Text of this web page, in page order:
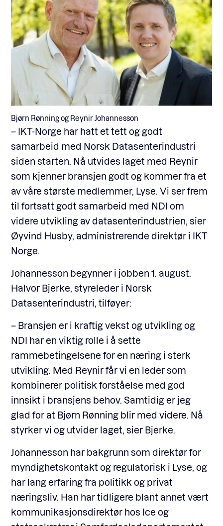
Bjørn Rønning og Reynir Johannesson
– IKT-Norge har hatt et tett og godt
samarbeid med Norsk Datasenterindustri
siden starten. Nå utvides laget med Reynir
som kjenner bransjen godt og kommer fra et
av våre største medlemmer, Lyse. Vi ser frem
til fortsatt godt samarbeid med NDI om
videre utvikling av datasenterindustrien, sier
Øyvind Husby, administrerende direktør i IKT
Norge.
Johannesson begynner i jobben 1. august.
Halvor Bjerke, styreleder i Norsk
Datasenterindustri, tilføyer:
– Bransjen er i kraftig vekst og utvikling og
NDI har en viktig rolle i å sette
rammebetingelsene for en næring i sterk
utvikling. Med Reynir får vi en leder som
kombinerer politisk forståelse med god
innsikt i bransjens behov. Samtidig er jeg
glad for at Bjørn Rønning blir med videre. Nå
styrker vi og utvider laget, sier Bjerke.
Johannesson har bakgrunn som direktør for
myndighetskontakt og regulatorisk i Lyse, og
har lang erfaring fra politikk og privat
næringsliv. Han har tidligere blant annet vært
kommunikasjonsdirektør hos Ice og